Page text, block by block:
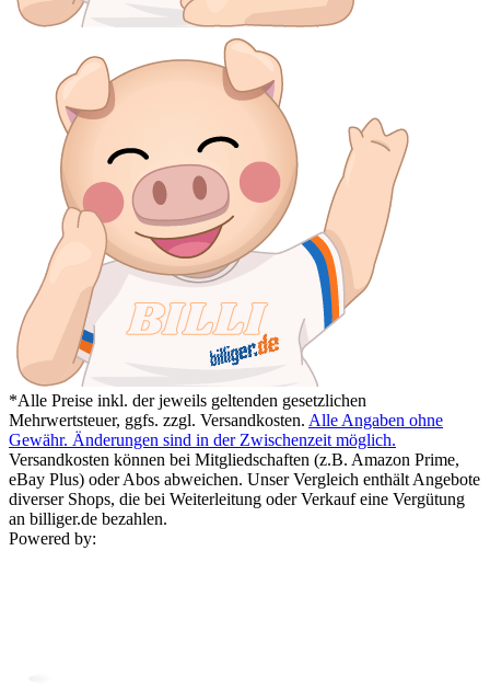
*Alle Preise inkl. der jeweils geltenden gesetzlichen
Mehrwertsteuer, ggfs. zzgl. Versandkosten. Alle Angaben ohne
Gewähr. Änderungen sind in der Zwischenzeit möglich.
Versandkosten können bei Mitgliedschaften (z.B. Amazon Prime,
eBay Plus) oder Abos abweichen. Unser Vergleich enthält Angebote
diverser Shops, die bei Weiterleitung oder Verkauf eine Vergütung
an billiger.de bezahlen.
Powered by: